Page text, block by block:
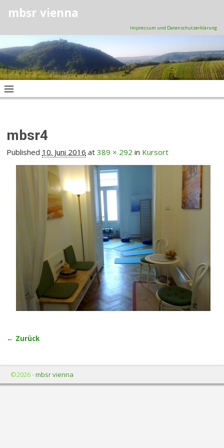
mbsr vienna
Impressum und Datenschutzerklärung
mbsr4
Published 10. Juni 2016 at389 × 292 in Kursort
← Zurück
©2026 -mbsr vienna